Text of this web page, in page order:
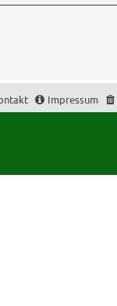
Impressum